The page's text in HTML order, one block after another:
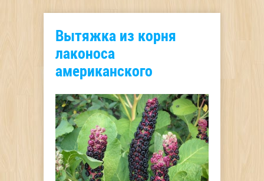
Вытяжка из корня
лаконоса
американского